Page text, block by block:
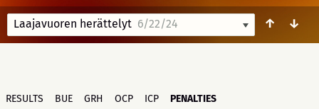
Laajavuoren herättelyt 6/22/24 ↑ ↓
RESULTS BUE GRH OCP ICP PENALTIES